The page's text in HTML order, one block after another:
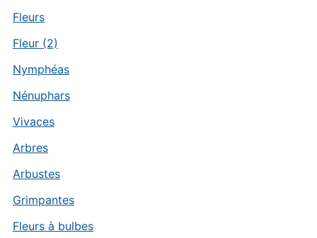
Fleurs
Fleur (2)
Nymphéas
Nénuphars
Vivaces
Arbres
Arbustes
Grimpantes
Fleurs à bulbes